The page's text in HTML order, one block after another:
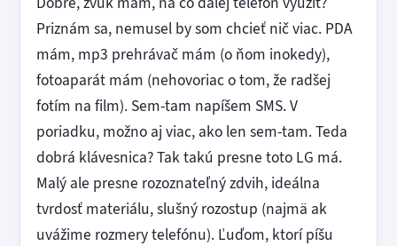
Priznám sa, nemusel by som chcieť nič viac. PDA
mám, mp3 prehrávač mám (o ňom inokedy),
fotoaparát mám (nehovoriac o tom, že radšej
fotím na film). Sem-tam napíšem SMS. V
poriadku, možno aj viac, ako len sem-tam. Teda
dobrá klávesnica? Tak takú presne toto LG má.
Malý ale presne rozoznateľný zdvih, ideálna
tvrdosť materiálu, slušný rozostup (najmä ak
uvážime rozmery telefónu). Ľuďom, ktorí píšu